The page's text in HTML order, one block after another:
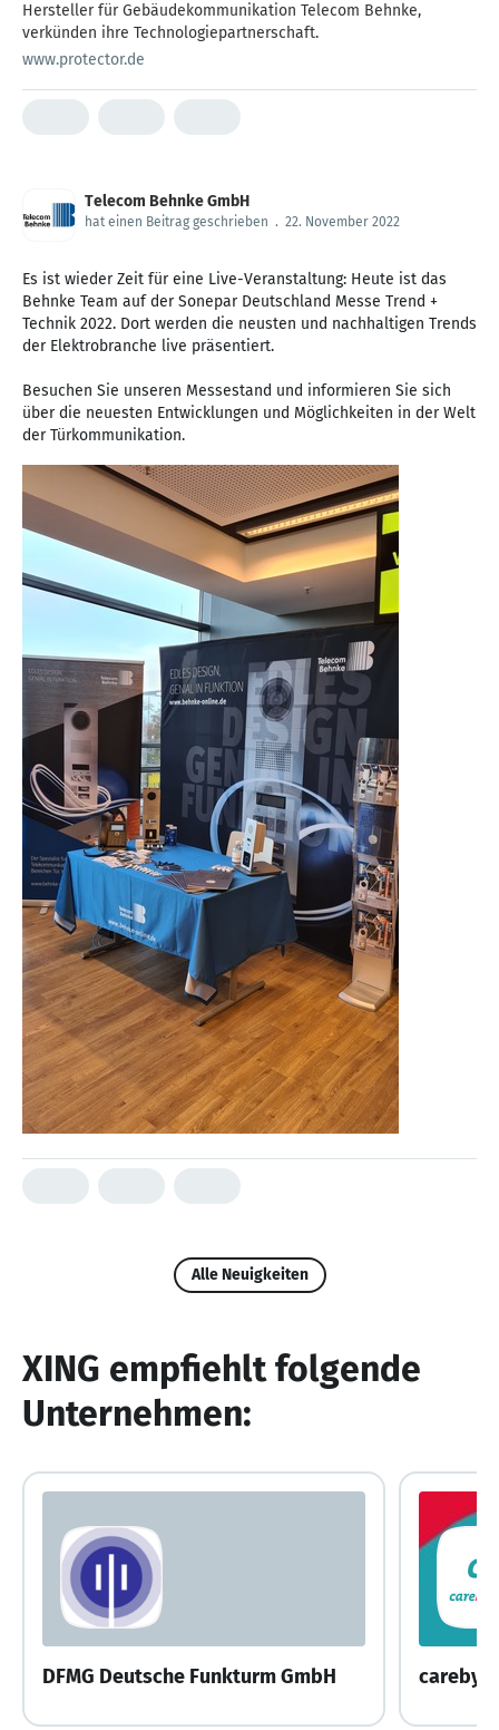
Hersteller für Gebäudekommunikation Telecom Behnke,
verkünden ihre Technologiepartnerschaft.
www.protector.de
Telecom Behnke GmbH
hat einen Beitrag geschrieben . 22. November 2022
Es ist wieder Zeit für eine Live-Veranstaltung: Heute ist das
Behnke Team auf der Sonepar Deutschland Messe Trend +
Technik 2022. Dort werden die neusten und nachhaltigen Trends
der Elektrobranche live präsentiert.
Besuchen Sie unseren Messestand und informieren Sie sich
über die neuesten Entwicklungen und Möglichkeiten in der Welt
der Türkommunikation.
Alle Neuigkeiten
XING empfiehlt folgende
Unternehmen:
DFMG Deutsche Funkturm GmbH